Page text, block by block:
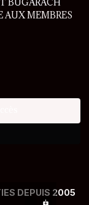
AUX MEMBRES
le mot de passe
DEPUIS 2005